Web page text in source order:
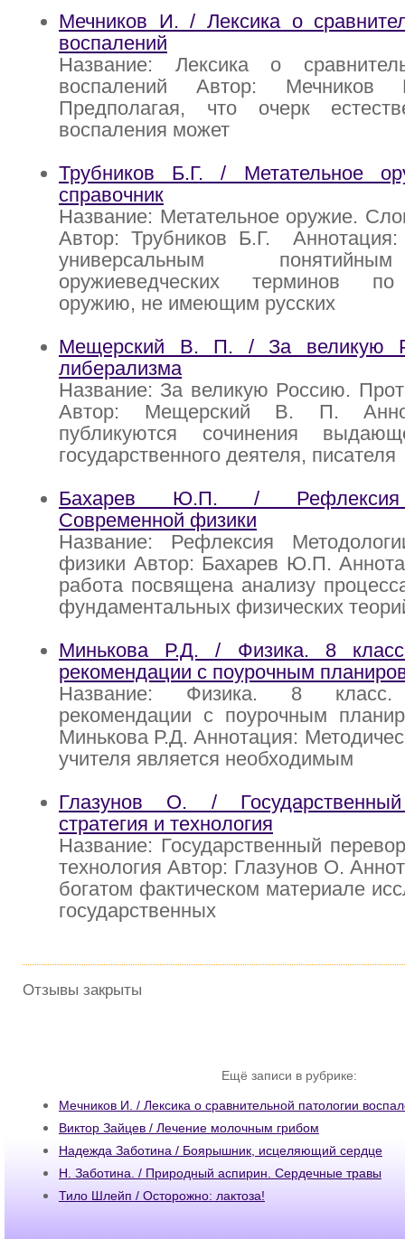
Мечников И. / Лексика о
воспалений
Название: Лексика о
воспалений Автор: Мечников
Предполагая, что очерк
воспаления может
Трубников Б.Г. / Метательное
справочник
Название: Метательное оружие.
Автор: Трубников Б.Г. Аннотация:
универсальным
оружиеведческих терминов по
оружию, не имеющим русских
Мещерский В. П. / За великую
либерализма
Название: За великую Россию.
Автор: Мещерский В. П.
публикуются сочинения
государственного деятеля, писателя
Бахарев Ю.П. / Рефлексия
Современной физики
Название: Рефлексия
физики Автор: Бахарев Ю.П.
работа посвящена анализу
фундаментальных физических
Минькова Р.Д. / Физика. 8
рекомендации с поурочным
Название: Физика. 8 класс.
рекомендации с поурочным
Минькова Р.Д. Аннотация:
учителя является необходимым
Глазунов О. /
стратегия и технология
Название: Государственный
технология Автор: Глазунов О.
богатом фактическом материале
государственных
Отзывы закрыты
Ещё записи в рубрике:
Мечников И. / Лексика о сравнительной патологии
Виктор Зайцев / Лечение молочным грибом
Надежда Заботина / Боярышник, исцеляющий сердце
Н. Заботина. / Природный аспирин. Сердечные травы
Тило Шлейп / Осторожно: лактоза!